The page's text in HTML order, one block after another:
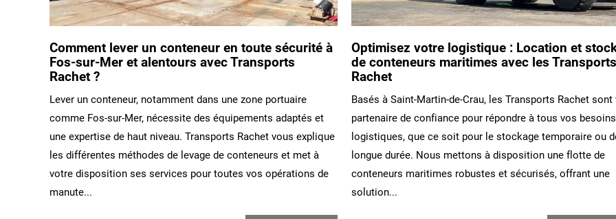
Comment lever un conteneur en toute sécurité à
Fos-sur-Mer et alentours avec Transports
Rachet ?
Lever un conteneur, notamment dans une zone portuaire
comme Fos-sur-Mer, nécessite des équipements adaptés et
une expertise de haut niveau. Transports Rachet vous explique
les différentes méthodes de levage de conteneurs et met à
votre disposition ses services pour toutes vos opérations de
manute...
Optimisez votre logistique : Location et
de conteneurs maritimes avec les
Rachet
Basés à Saint-Martin-de-Crau, les Transports Rachet
partenaire de confiance pour répondre à tous vos besoins
logistiques, que ce soit pour le stockage temporaire ou
longue durée. Nous mettons à disposition une flotte de
conteneurs maritimes robustes et sécurisés, offrant une
solution...